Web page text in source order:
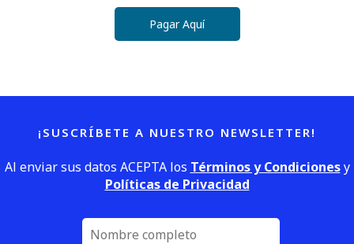
Pagar Aquí
¡SUSCRÍBETE A NUESTRO NEWSLETTER!
Al enviar sus datos ACEPTA los Términos y Condicionesy
Políticas de Privacidad